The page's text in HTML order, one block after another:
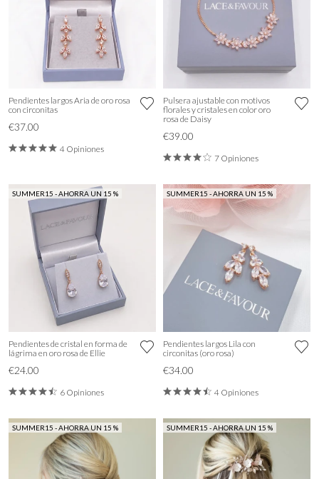
Pendientes largos Aria de oro rosa
con circonitas
€37.00
4 Opiniones
Pulsera ajustable con motivos
florales y cristales en color oro
rosa de Daisy
€39.00
7 Opiniones
SUMMER15 - AHORRA UN 15 %
Pendientes de cristal en forma de
lágrima en oro rosa de Ellie
€24.00
6 Opiniones
SUMMER15 - AHORRA UN 15 %
Pendientes largos Lila con
circonitas (oro rosa)
€34.00
4 Opiniones
SUMMER15 - AHORRA UN 15 % SUMMER15 - AHORRA UN 15 %